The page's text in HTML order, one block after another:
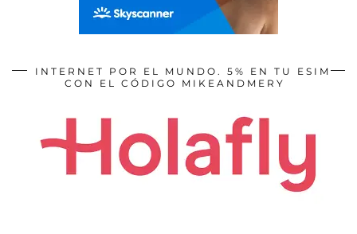
INTERNET POR EL MUNDO. 5% EN TU ESIM
CON EL CÓDIGO MIKEANDMERY